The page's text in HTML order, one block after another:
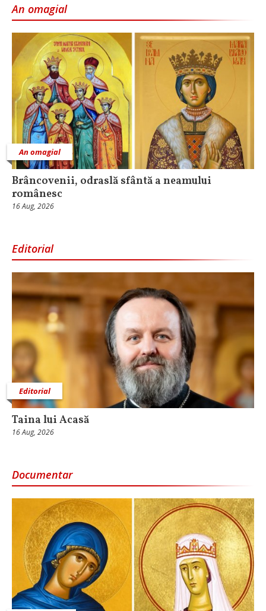
An omagial
An omagial
Brâncovenii, odraslă sfântă a neamului
românesc
16 Aug, 2026
Editorial
Editorial
Taina lui Acasă
16 Aug, 2026
Documentar